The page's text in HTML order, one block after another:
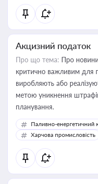
Акцизний податок
Про що тема: Про
критично важливим для
виробляють або
метою уникнення
планування.
Паливно-енергетичний
Харчова промисловість